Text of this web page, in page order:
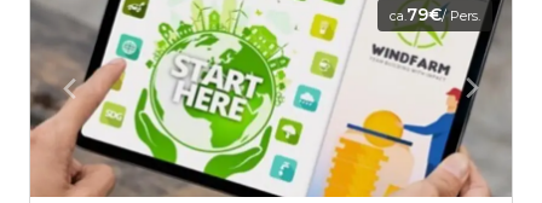
ca.79€/ Pers.